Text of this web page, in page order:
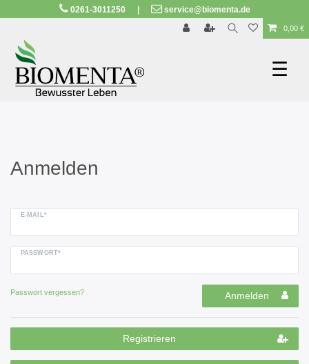
.org 23.570 Bewertungen SEHR GUT Hinweise
0261-3011250 | service@biomenta.de
0,00 €
☰
Anmelden
E-MAIL*
PASSWORT*
Passwort vergessen? Anmelden
Registrieren